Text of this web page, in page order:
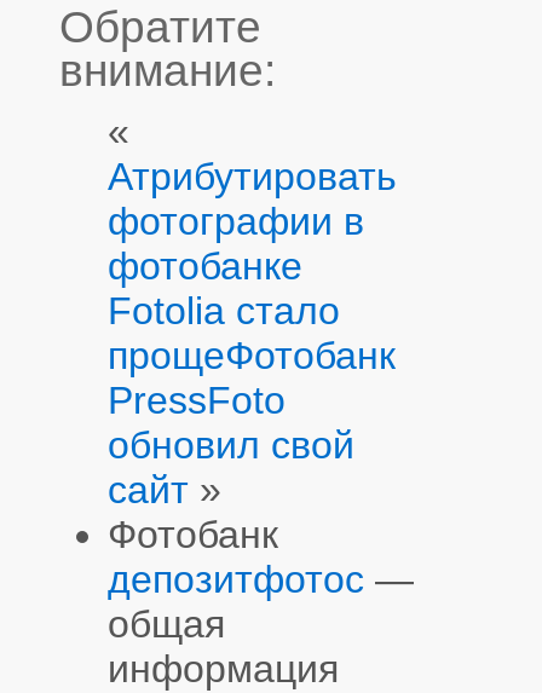
Обратите
внимание:
«
Атрибутировать
фотографии в
фотобанке
Fotolia стало
прощеФотобанк
PressFoto
обновил свой
сайт »
Фотобанк
депозитфотос —
общая
информация